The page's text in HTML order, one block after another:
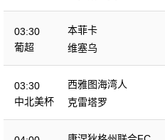
03:30
葡超
本菲卡
维塞乌
03:30
中北美杯
西雅图海湾人
克雷塔罗